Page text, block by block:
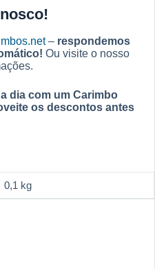
– respondemos
Ou visite o nosso
dia com um Carimbo
os descontos antes
0,1 kg